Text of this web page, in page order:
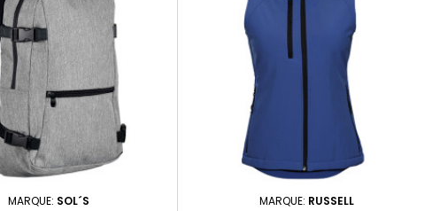
MARQUE: SOL´S MARQUE: RUSSELL